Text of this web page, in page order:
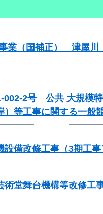
業（国補正） 津屋
002-2号 公共 大規模
等工事に関する一般
設備改修工事（3期工
術堂舞台機構等改修工